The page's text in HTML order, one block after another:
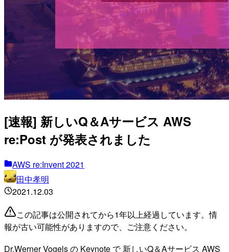
[速報] 新しいQ＆Aサービス AWS
re:Post が発表されました
AWS re:Invent 2021
田中孝明
2021.12.03
この記事は公開されてから1年以上経過しています。情
報が古い可能性がありますので、ご注意ください。
Dr.Werner Vogels の Keynote で 新しいQ＆Aサービス AWS